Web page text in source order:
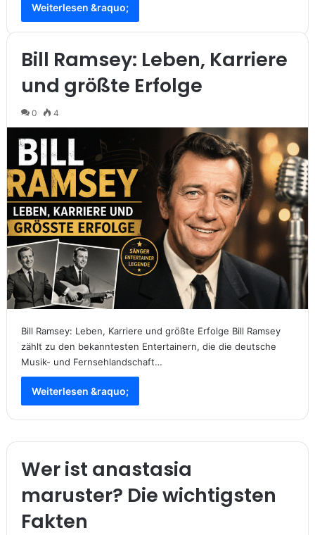
Weiterlesen &raquo;
Bill Ramsey: Leben, Karriere
und größte Erfolge
0 4
Bill Ramsey: Leben, Karriere und größte Erfolge Bill Ramsey
zählt zu den bekanntesten Entertainern, die die deutsche
Musik- und Fernsehlandschaft…
Weiterlesen &raquo;
Wer ist anastasia
maruster? Die wichtigsten
Fakten